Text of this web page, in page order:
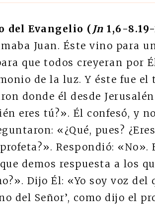
del Evangelio ( Jn 1,6-
Juan. Éste vino para
que todos creyeran por
de la luz. Y éste fue el
donde él desde
eres tú?». Él confesó, y
«¿Qué, pues?
Respondió: «No».
demos respuesta a los
Dijo Él: «Yo soy voz
del Señor’, como dijo el